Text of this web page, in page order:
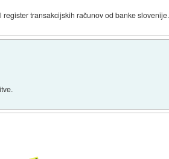
transakcijskih računov od banke slovenije.